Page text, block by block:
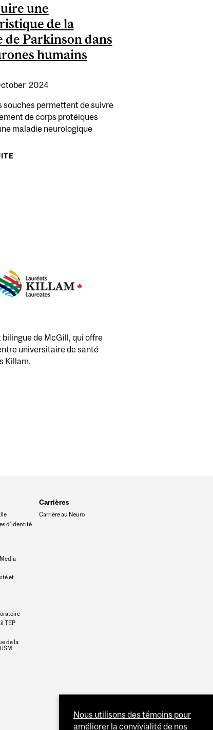
ACQUIS DÈS UN JEUNE ÂGE
une
de la
de Parkinson dans
humains
2024
souches permettent de suivre
de corps protéiques
maladie neurologique
de McGill, qui offre
universitaire de santé
Killam.
d'identité
et
TEP
de la
Carrières
Carrière au Neuro
Nous utilisons des témoins pour
améliorer la convivialité de nos